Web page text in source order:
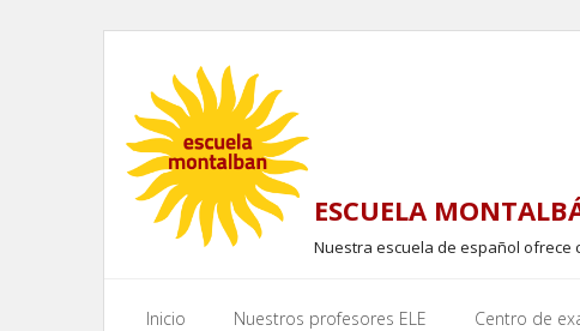
content
ESCUELA
Nuestra escuela de español ofrece
Inicio Nuestros profesores ELE Centro de